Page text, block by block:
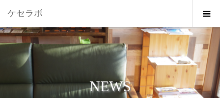
ケセラボ
NEWS